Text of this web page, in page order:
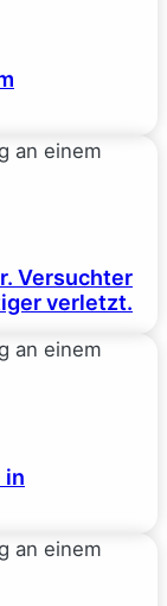
Versuchter
verletzt.
in